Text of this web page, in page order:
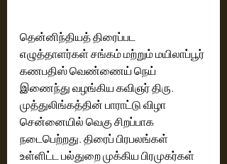
தென்னிந்தியத் திரைப்பட
எழுத்தாளர்கள் சங்கம் மற்றும் மயிலாப்பூர்
கணபதிஸ் வெண்ணைய் நெய்
இணைந்து வழங்கிய கவிஞர் திரு.
முத்துலிங்கத்தின் பாராட்டு விழா
சென்னையில் வெகு சிறப்பாக
நடைபெற்றது. திரைப் பிரபலங்கள்
உள்ளிட்ட பல்துறை முக்கிய பிரமுகர்கள்